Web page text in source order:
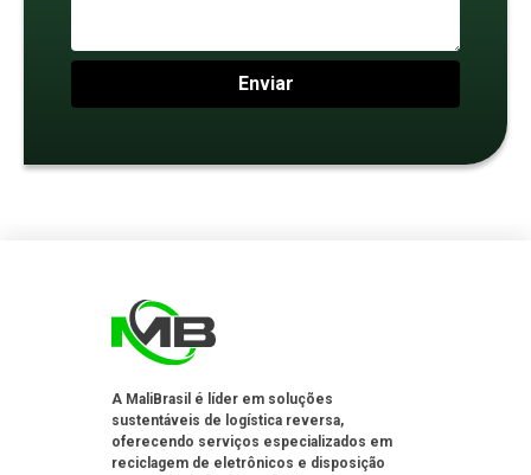
Enviar
A MaliBrasil é líder em soluções
sustentáveis de logística reversa,
oferecendo serviços especializados em
reciclagem de eletrônicos e disposição